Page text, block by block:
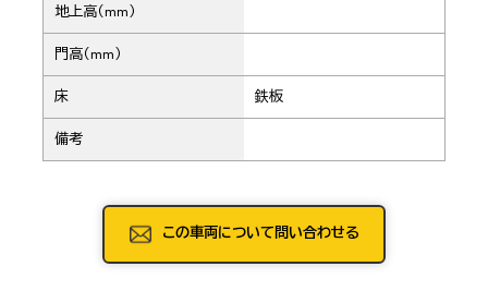
地上高（mm）
門高（mm）
床 鉄板
備考
この車両について問い合わせる